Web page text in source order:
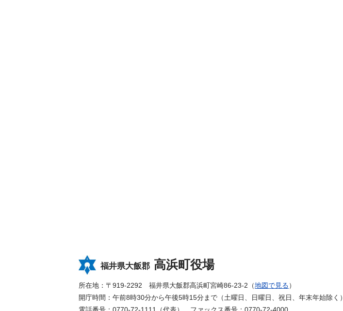
福井県大飯郡 高浜町役場
所在地：〒919-2292 福井県大飯郡高浜町宮崎86-23-2（地図で見る）
開庁時間：午前8時30分から午後5時15分まで（土曜日、日曜日、祝日、年末年始除く）